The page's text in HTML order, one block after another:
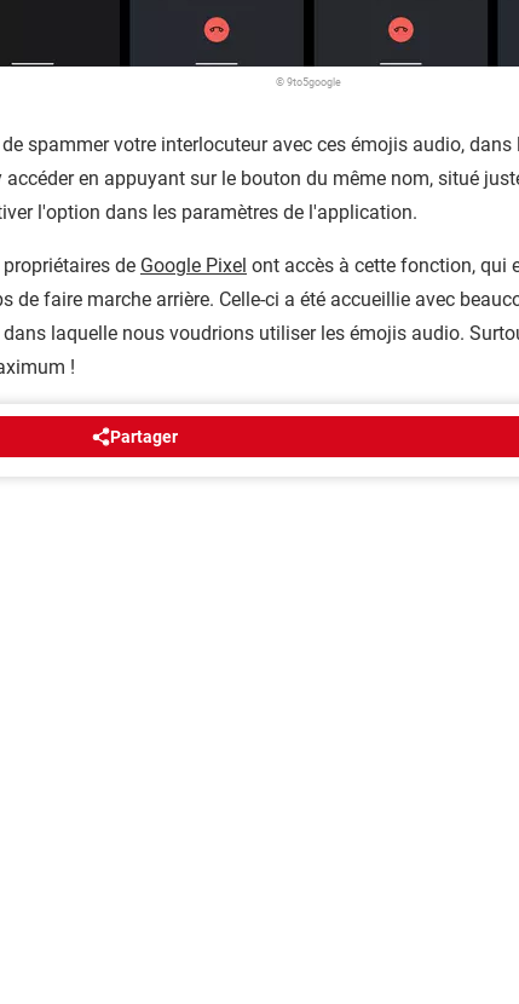
© 9to5google
spammer votre interlocuteur avec ces émojis audio, dans
en appuyant sur le bouton du même nom, situé
l'option dans les paramètres de l'application.
de Google Pixel ont accès à cette fonction, qui
de faire marche arrière. Celle-ci a été accueillie avec
laquelle nous voudrions utiliser les émojis audio.
!
Partager